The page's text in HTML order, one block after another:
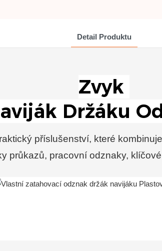
Detail Produktu
Zvyk
příslušenství, které
průkazů, pracovní odznaky,